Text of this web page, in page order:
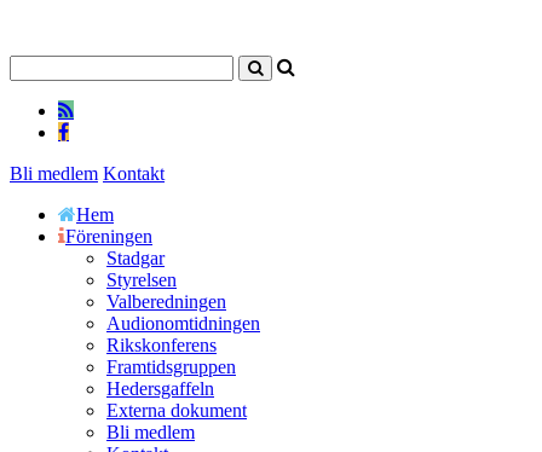
Bli medlem Kontakt
Hem
Föreningen
Stadgar
Styrelsen
Valberedningen
Audionomtidningen
Rikskonferens
Framtidsgruppen
Hedersgaffeln
Externa dokument
Bli medlem